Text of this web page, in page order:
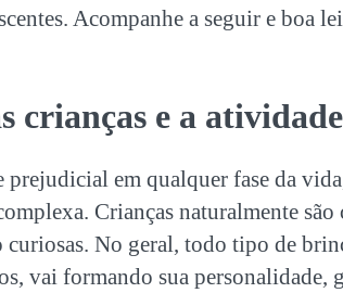
Acompanhe a seguir e boa
crianças e a
prejudicial em qualquer fase da
Crianças naturalmente são
No geral, todo tipo de
vai formando sua personalidade,